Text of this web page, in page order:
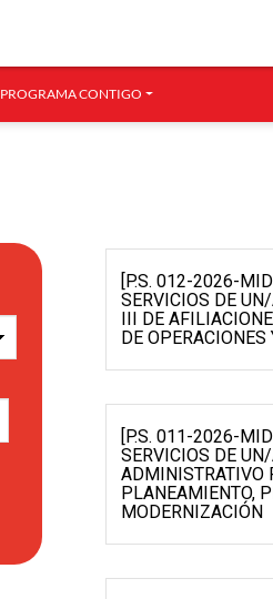
PROGRAMA CONTIGO
[P.S. 012-2026-
SERVICIOS DE
III DE
DE OPERACIONES
[P.S. 011-2026-
SERVICIOS DE
ADMINISTRATIVO
PLANEAMIENTO,
MODERNIZACIÓN